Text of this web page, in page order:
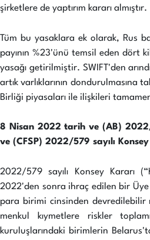
şirketlere de yaptırım kararı almıştır.
Tüm bu yasaklara ek olarak, Rus
payının %23'ünü temsil eden dört
yasağı getirilmiştir. SWIFT'den
artık varlıklarının dondurulmasına
Birliği piyasaları ile ilişkileri
8 Nisan 2022 tarih ve (AB) 2022/
ve (CFSP) 2022/579 sayılı
2022/579 sayılı Konsey Kararı
2022'den sonra ihraç edilen bir
para birimi cinsinden devredilebilir
menkul kıymetlere riskler
kuruluşlarındaki birimlerin